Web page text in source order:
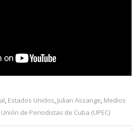
Estados Unidos Julian Assange Medios
Unión de Periodistas de Cuba (UPEC)